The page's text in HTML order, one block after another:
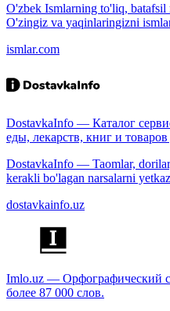
O'zbek Ismlarning to'liq,
O'zingiz va yaqinlaringizni
ismlar.com
DostavkaInfo — Каталог
еды, лекарств, книг и
DostavkaInfo — Taomlar,
kerakli bo'lagan narsalarni
dostavkainfo.uz
Imlo.uz — Орфографический
более 87 000 слов.